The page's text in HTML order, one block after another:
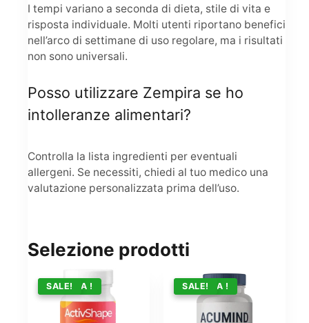
I tempi variano a seconda di dieta, stile di vita e
risposta individuale. Molti utenti riportano benefici
nell’arco di settimane di uso regolare, ma i risultati
non sono universali.
Posso utilizzare Zempira se ho
intolleranze alimentari?
Controlla la lista ingredienti per eventuali
allergeni. Se necessiti, chiedi al tuo medico una
valutazione personalizzata prima dell’uso.
Selezione prodotti
OFFERTA !
SALE! OFFERTA !
SALE!